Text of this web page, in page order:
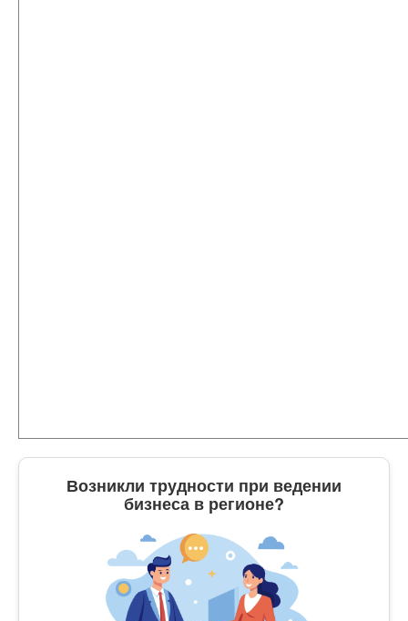
Возникли трудности при ведении
бизнеса в регионе?